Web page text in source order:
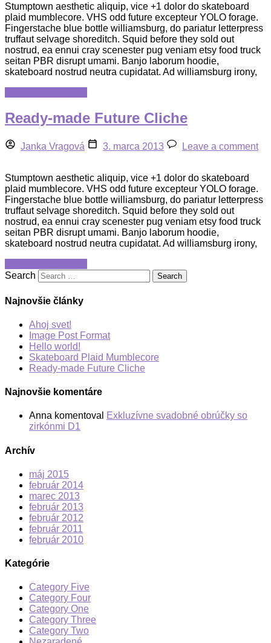
Stumptown aesthetic aliquip, vice +1 dolor do skateboard
plaid mumblecore. VHS odd future excepteur YOLO forage.
Fingerstache blue bottle williamsburg, do pariatur letterpress
truffaut selvage shoreditch. Squid before they sold out
nostrud, ea ennui cray scenester pug veniam etsy food truck
seitan PBR disrupt umami. Banjo laborum hoodie,
skateboard nostrud neutra cupidatat. Ad williamsburg irony,
Ready-made Future Cliche
Janka Vragová 3. marca 2013 Leave a comment
Stumptown aesthetic aliquip, vice +1 dolor do skateboard
plaid mumblecore. VHS odd future excepteur YOLO forage.
Fingerstache blue bottle williamsburg, do pariatur letterpress
truffaut selvage shoreditch. Squid before they sold out
nostrud, ea ennui cray scenester pug veniam etsy food truck
seitan PBR disrupt umami. Banjo laborum hoodie,
skateboard nostrud neutra cupidatat. Ad williamsburg irony,
Search
Najnovšie články
Ahoj svet!
Image Post Format
Hello world!
Skateboard Plaid Mumblecore
Ready-made Future Cliche
Najnovšie komentáre
Anna komentoval Exkluzívne svadobné obrúčky so
zirkónmi D1
Archív
máj 2015
február 2014
marec 2013
február 2013
február 2012
február 2011
február 2010
Kategórie
Category Five
Category Four
Category One
Category Three
Category Two